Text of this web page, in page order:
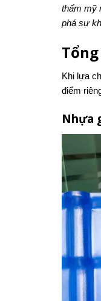
thẩm mỹ
phá sự
Khi lựa
điểm
Nhựa